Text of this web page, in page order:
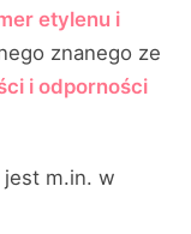
etylenu i
znanego ze
i odporności
jest m.in. w